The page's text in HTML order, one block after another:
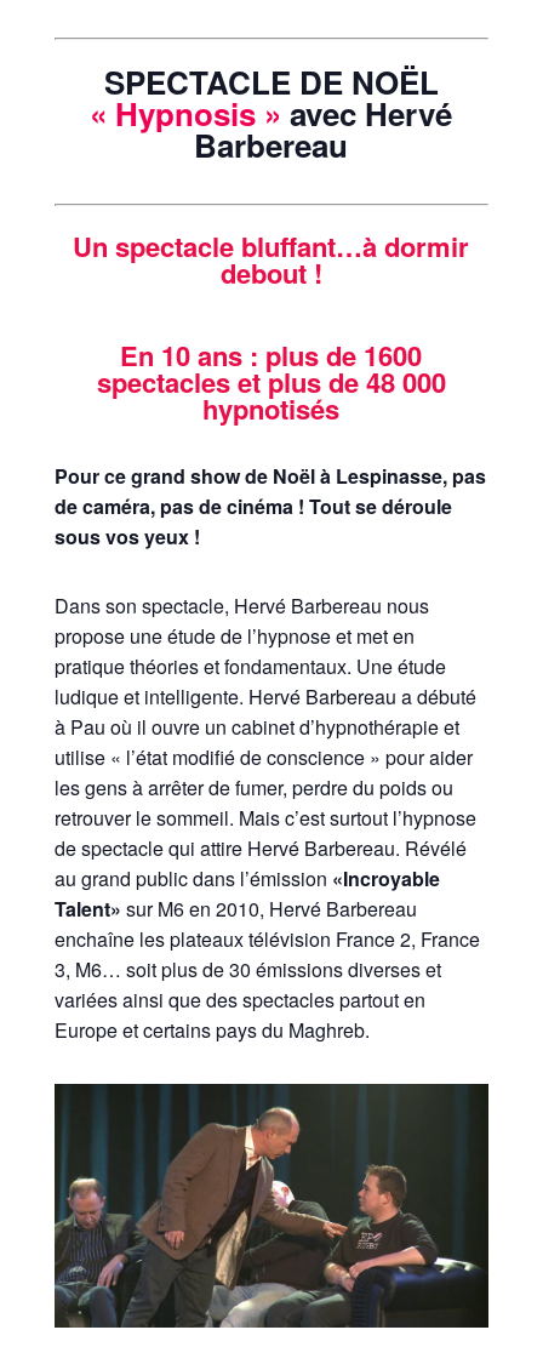
SPECTACLE DE NOËL
« Hypnosis » avec Hervé
Barbereau
Un spectacle bluffant…à dormir
debout !
En 10 ans : plus de 1600
spectacles et plus de 48 000
hypnotisés
Pour ce grand show de Noël à Lespinasse, pas
de caméra, pas de cinéma ! Tout se déroule
sous vos yeux !
Dans son spectacle, Hervé Barbereau nous
propose une étude de l’hypnose et met en
pratique théories et fondamentaux. Une étude
ludique et intelligente. Hervé Barbereau a débuté
à Pau où il ouvre un cabinet d’hypnothérapie et
utilise « l’état modifié de conscience » pour aider
les gens à arrêter de fumer, perdre du poids ou
retrouver le sommeil. Mais c’est surtout l’hypnose
de spectacle qui attire Hervé Barbereau. Révélé
au grand public dans l’émission «Incroyable
Talent» sur M6 en 2010, Hervé Barbereau
enchaîne les plateaux télévision France 2, France
3, M6… soit plus de 30 émissions diverses et
variées ainsi que des spectacles partout en
Europe et certains pays du Maghreb.